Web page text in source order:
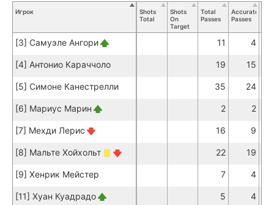
Игрок
Shots
Total
Shots
On
Target
Total
Passes
Accurate
Passes
[3] Самуэле Ангори 11 4
[4] Антонио Караччоло 19 15
[5] Симоне Канестрелли 35 24
[6] Мариус Марин 2 2
[7] Мехди Лерис 16 9
[8] Мальте Хойхольт 22 19
[9] Хенрик Мейстер 7 4
[11] Хуан Куадрадо 5 4